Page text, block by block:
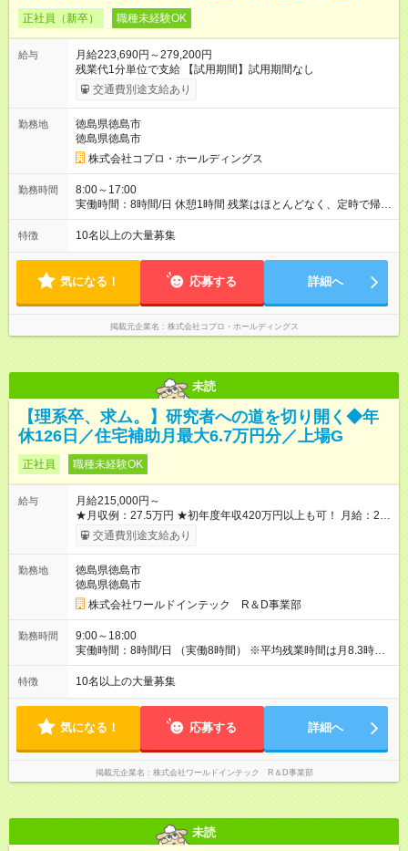
正社員（新卒） 職種未経験OK
給与
月給223,690円～279,200円
残業代1分単位で支給 【試用期間】試用期間なし
交通費別途支給あり
勤務地
徳島県徳島市
徳島県徳島市
株式会社コプロ・ホールディングス
勤務時間
8:00～17:00
実働時間：8時間/日 休憩1時間 残業はほとんどなく、定時で帰れ
る日が多い働き方です。 毎日の業務は進捗管理や事務が中心な
ので、 「今日やるべき仕事」が終われば、自然と区切りをつけ
方を大切にしています。
特徴 10名以上の大量募集
気になる！ 応募する 詳細へ
掲載元企業名 株式会社コプロ・ホールディングス
未読
【理系卒、求ム。】研究者への道を切り開く◆年
休126日／住宅補助月最大6.7万円分／上場G
正社員 職種未経験OK
給与
月給215,000円～
★月収例：27.5万円 ★初年度年収420万円以上も可！ 月給：21
万5000円×12ヶ月 家賃補助：6.7万円×12ヶ月 ※1 賞与：4ヶ月
分 ※2 ――――――――――――――― 【合計】年424.4万円
費用全額負担も! ※1 規定あり ※2 賞与年2回支給（昨年度実績は
約3.8～4.5ヶ月分）。 ★あなたの頑張りを給与に反映！ 案件ご
とではなく、スキルの向上・資格取得・社内試験の結果、配属
先での評価などを給与に反映。研究者としての努力がしっかり
報われる体制です！ ◎残業代は別途全額支給いたします。 ◎年
齢、スキル、適性などを考慮のうえ決定します。 【試用期間】
時と同じです。
交通費別途支給あり
勤務地
徳島県徳島市
徳島県徳島市
株式会社ワールドインテック R＆D事業部
勤務時間
9:00～18:00
実働時間：8時間/日 （実働8時間） ※平均残業時間は月8.3時間
とほとんどナシ。ワークライフバランスも取りやすいです。
特徴 10名以上の大量募集
気になる！ 応募する 詳細へ
掲載元企業名 株式会社ワールドインテック R＆D事業部
未読